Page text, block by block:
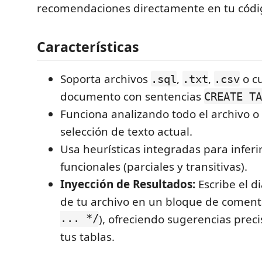
recomendaciones directamente en tu
Características
Soporta archivos .sql, .txt, .csv o
documento con sentencias CREATE
Funciona analizando todo el archivo
selección de texto actual.
Usa heurísticas integradas para
funcionales (parciales y transitivas).
Inyección de Resultados: Escribe el
de tu archivo en un bloque de
... */), ofreciendo sugerencias
tus tablas.